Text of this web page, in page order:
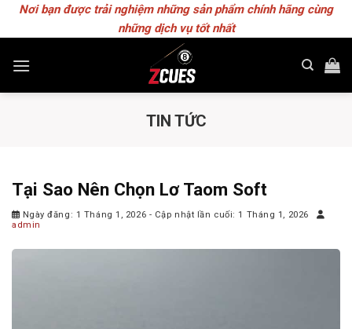
SkipNơi bạn được trải nghiệm những sản phẩm chính hãng cùng
những dịch vụ tốt nhất
TIN TỨC
Tại Sao Nên Chọn Lơ Taom Soft
Ngày đăng: 1 Tháng 1, 2026 - Cập nhật lần cuối: 1 Tháng 1, 2026
admin